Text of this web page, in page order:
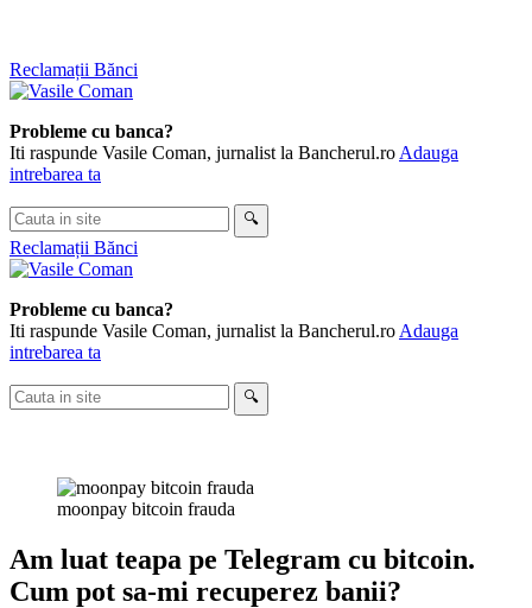
Skip
to
Reclamații Bănci
Probleme cu banca?
Iti raspunde Vasile Coman, jurnalist la Bancherul.ro Adauga
intrebarea ta
Cauta
in
site
🔍
Reclamații Bănci
Probleme cu banca?
Iti raspunde Vasile Coman, jurnalist la Bancherul.ro Adauga
intrebarea ta
Cauta
in
🔍
moonpay bitcoin frauda
Am luat teapa pe Telegram cu bitcoin.
Cum pot sa-mi recuperez banii?